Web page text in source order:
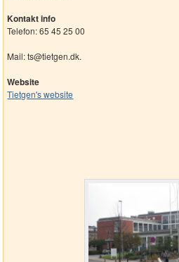
Kontakt info
Telefon: 65 45 25 00
Mail: ts@tietgen.dk.
Website
Tietgen's website